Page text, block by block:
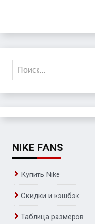
Поиск
NIKE FANS
Купить Nike
Скидки и кэшбэк
Таблица размеров